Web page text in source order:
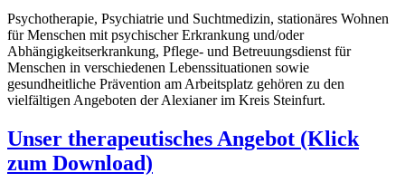
Psychotherapie, Psychiatrie und Suchtmedizin, stationäres Wohnen
für Menschen mit psychischer Erkrankung und/oder
Abhängigkeitserkrankung, Pflege- und Betreuungsdienst für
Menschen in verschiedenen Lebenssituationen sowie
gesundheitliche Prävention am Arbeitsplatz gehören zu den
vielfältigen Angeboten der Alexianer im Kreis Steinfurt.
Unser therapeutisches Angebot (Klick
zum Download)